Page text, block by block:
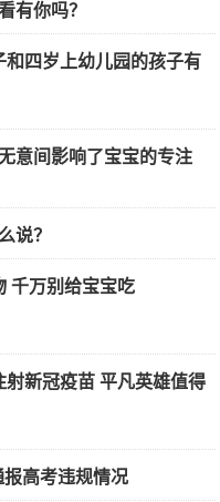
有你吗？
和四岁上幼儿园的孩子有
意间影响了宝宝的专注
说？
千万别给宝宝吃
射新冠疫苗 平凡英雄值得
高考违规情况